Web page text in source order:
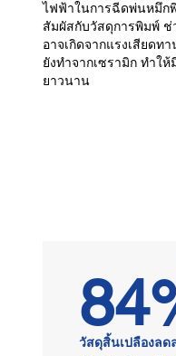
ไฟฟ้าในการฉีดพ่นหมึก
สัมผัสกับวัสดุการพิมพ์ ช่
อาจเกิดจากแรงเสียดท
ยังทำจากเซรามิก ทำใ
ยาวนาน
วัสดุสิ้นเปลืองลด